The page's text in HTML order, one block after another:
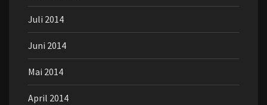
Juli 2014
Juni 2014
Mai 2014
April 2014